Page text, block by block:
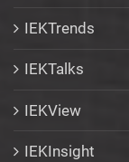
IEKTrends
IEKTalks
IEKView
IEKInsight